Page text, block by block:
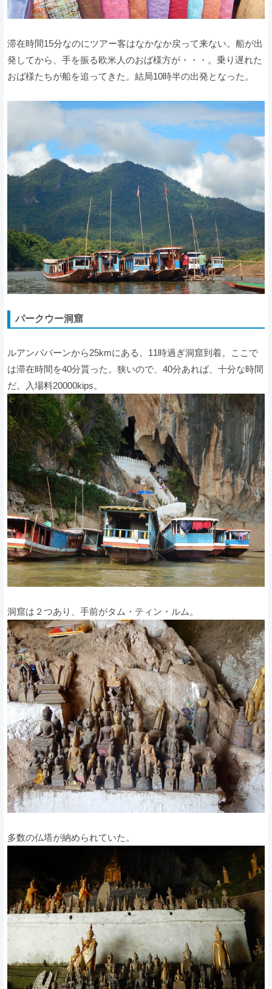
滞在時間15分なのにツアー客はなかなか戻って来ない。船が出
発してから、手を振る欧米人のおば様方が・・・。乗り遅れた
おば様たちが船を追ってきた。結局10時半の出発となった。
パークウー洞窟
ルアンパバーンから25kmにある。11時過ぎ洞窟到着。ここで
は滞在時間を40分貰った。狭いので、40分あれば、十分な時間
だ。入場料20000kips。
洞窟は２つあり、手前がタム・ティン・ルム。
多数の仏塔が納められていた。